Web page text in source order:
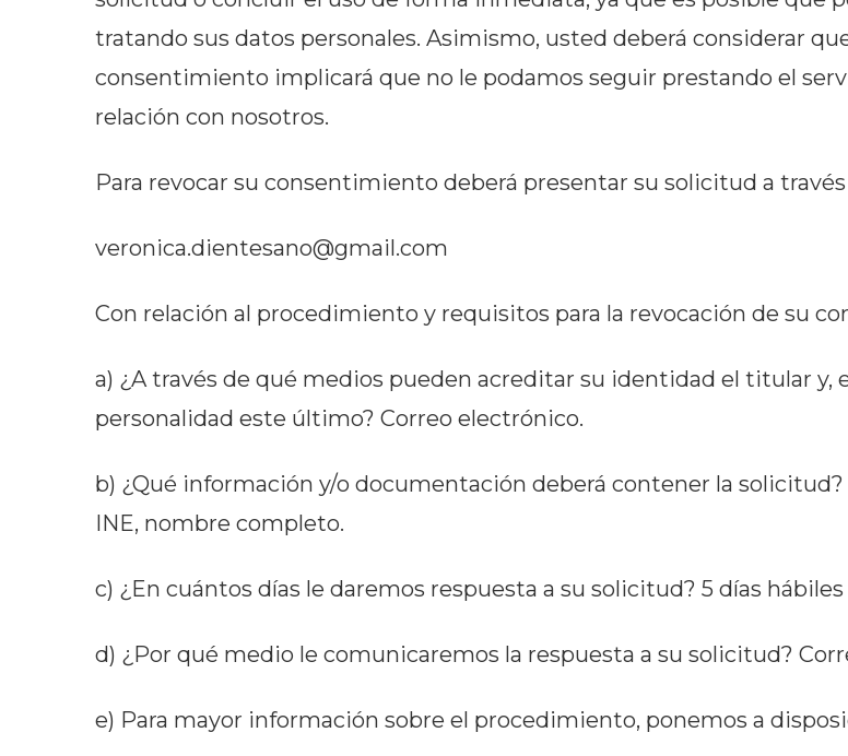
tratando sus datos personales. Asimismo, usted deberá considerar
consentimiento implicará que no le podamos seguir prestando el
relación con nosotros.
Para revocar su consentimiento deberá presentar su solicitud a
veronica.dientesano@gmail.com
Con relación al procedimiento y requisitos para la revocación de su
a) ¿A través de qué medios pueden acreditar su identidad el titular y,
personalidad este último? Correo electrónico.
b) ¿Qué información y/o documentación deberá contener la solicitud?
INE, nombre completo.
c) ¿En cuántos días le daremos respuesta a su solicitud? 5 días hábiles
d) ¿Por qué medio le comunicaremos la respuesta a su solicitud?
e) Para mayor información sobre el procedimiento, ponemos a